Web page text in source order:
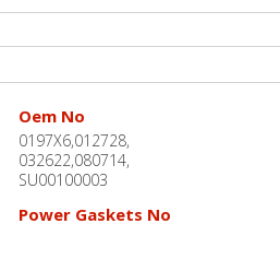
Oem No
0197X6,012728,
032622,080714,
SU00100003
Power Gaskets No